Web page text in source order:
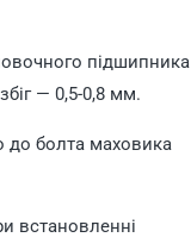
підшипника
— 0,5-0,8 мм.
до болта маховика
встановленні